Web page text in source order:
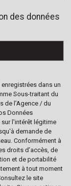
62,06 %
10,17 %
10,65 %
26,90 %
des données
dans un
Sous-traitant du
de l'Agence / du
Données
l'intérêt légitime
demande de
Conformément à
droits d’accès, de
et de portabilité
à tout moment
le site